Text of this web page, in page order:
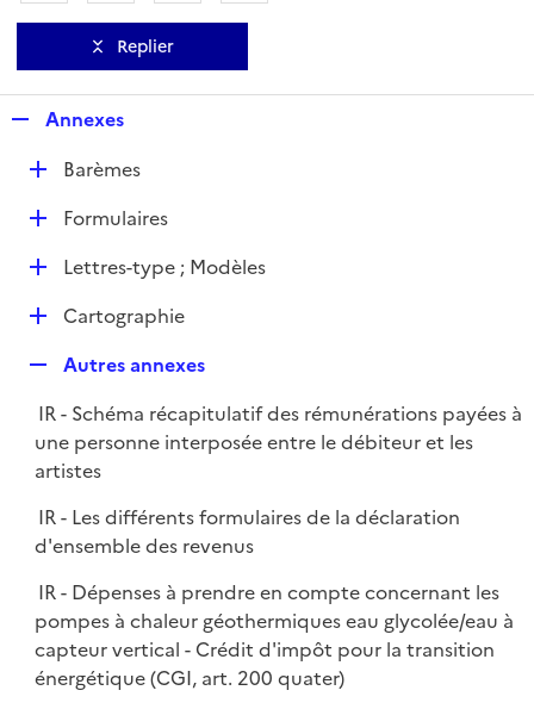
Replier
p
l
i
e
Annexes
DBarèmes
DFormulaires
D
e
r
Lettres-type ; Modèles
D
p
l
i
e
r
Cartographie
p
l
i
e
Autres annexes
IR - Schéma récapitulatif des rémunérations payées à
une personne interposée entre le débiteur et les
artistes
IR - Les différents formulaires de la déclaration
d'ensemble des revenus
IR - Dépenses à prendre en compte concernant les
pompes à chaleur géothermiques eau glycolée/eau à
capteur vertical - Crédit d'impôt pour la transition
énergétique (CGI, art. 200 quater)